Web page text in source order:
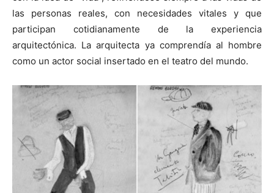
las personas reales, con necesidades vitales y que
participan cotidianamente de la experiencia
arquitectónica. La arquitecta ya comprendía al hombre
como un actor social insertado en el teatro del mundo.